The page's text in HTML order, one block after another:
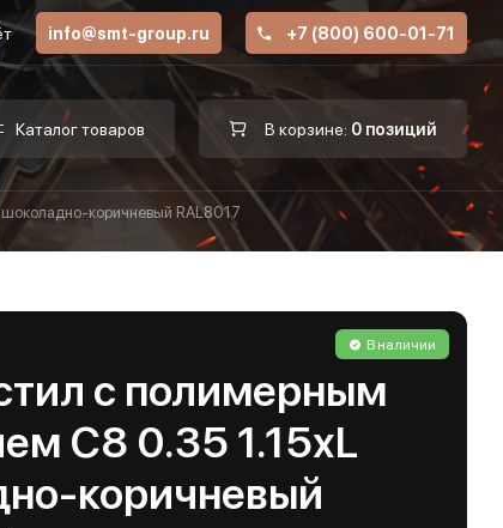
info@smt-group.ru +7 (800) 600-01-71
Каталог товаров В корзине: 0 позиций
коричневый RAL8017
В наличии
с полимерным
С8 0.35 1.15хL
коричневый